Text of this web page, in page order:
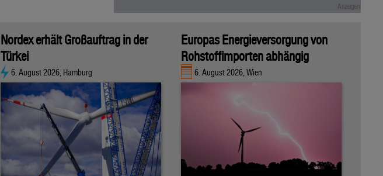
Nordex erhält Großauftrag in der
Türkei
6. August 2026, Hamburg
Europas Energieversorgung von
Rohstoffimporten abhängig
6. August 2026, Wien